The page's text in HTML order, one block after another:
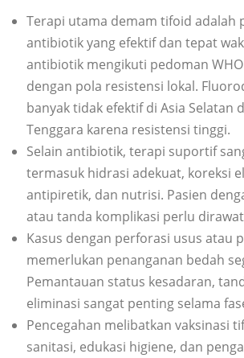
Terapi utama demam tifoid adalah
antibiotik yang efektif dan tepat
antibiotik mengikuti pedoman
dengan pola resistensi lokal.
banyak tidak efektif di Asia Selatan
Tenggara karena resistensi tinggi.
Selain antibiotik, terapi suportif
termasuk hidrasi adekuat, koreksi
antipiretik, dan nutrisi. Pasien
atau tanda komplikasi perlu
Kasus dengan perforasi usus atau
memerlukan penanganan bedah
Pemantauan status kesadaran,
eliminasi sangat penting selama
Pencegahan melibatkan vaksinasi
sanitasi, edukasi higiene, dan